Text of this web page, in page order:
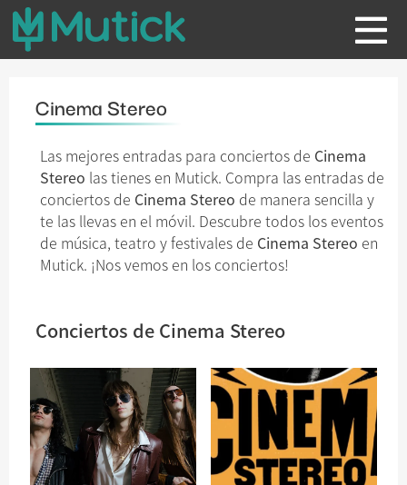
Cinema Stereo
Las mejores entradas para conciertos de Cinema
Stereo las tienes en Mutick. Compra las entradas de
conciertos de Cinema Stereo de manera sencilla y
te las llevas en el móvil. Descubre todos los eventos
de música, teatro y festivales de Cinema Stereo en
Mutick. ¡Nos vemos en los conciertos!
Conciertos de Cinema Stereo